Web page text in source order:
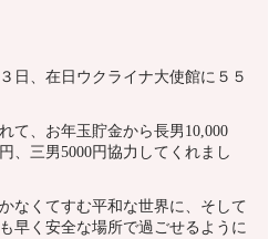
日、在日ウクライナ大使館に５５
て、お年玉貯金から長男10,000
、三男5000円協力してくれまし
なくてすむ平和な世界に、そして
早く安全な場所で過ごせるように